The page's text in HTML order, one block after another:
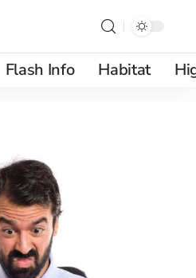
Flash Info Habitat